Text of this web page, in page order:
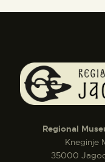
Regional
Kneginje
35000